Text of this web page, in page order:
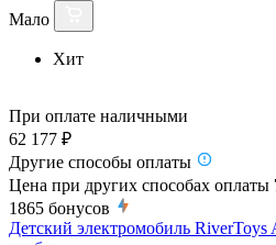
Мало
Хит
При оплате наличными
62 177 ₽
Другие способы оплаты
Цена при других способах оплаты
1865 бонусов
Детский электромобиль